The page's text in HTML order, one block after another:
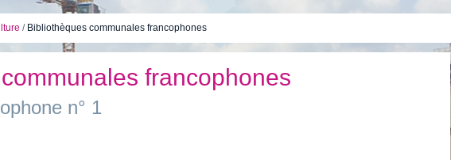
/ Bibliothèques communales francophones
francophones
n° 1